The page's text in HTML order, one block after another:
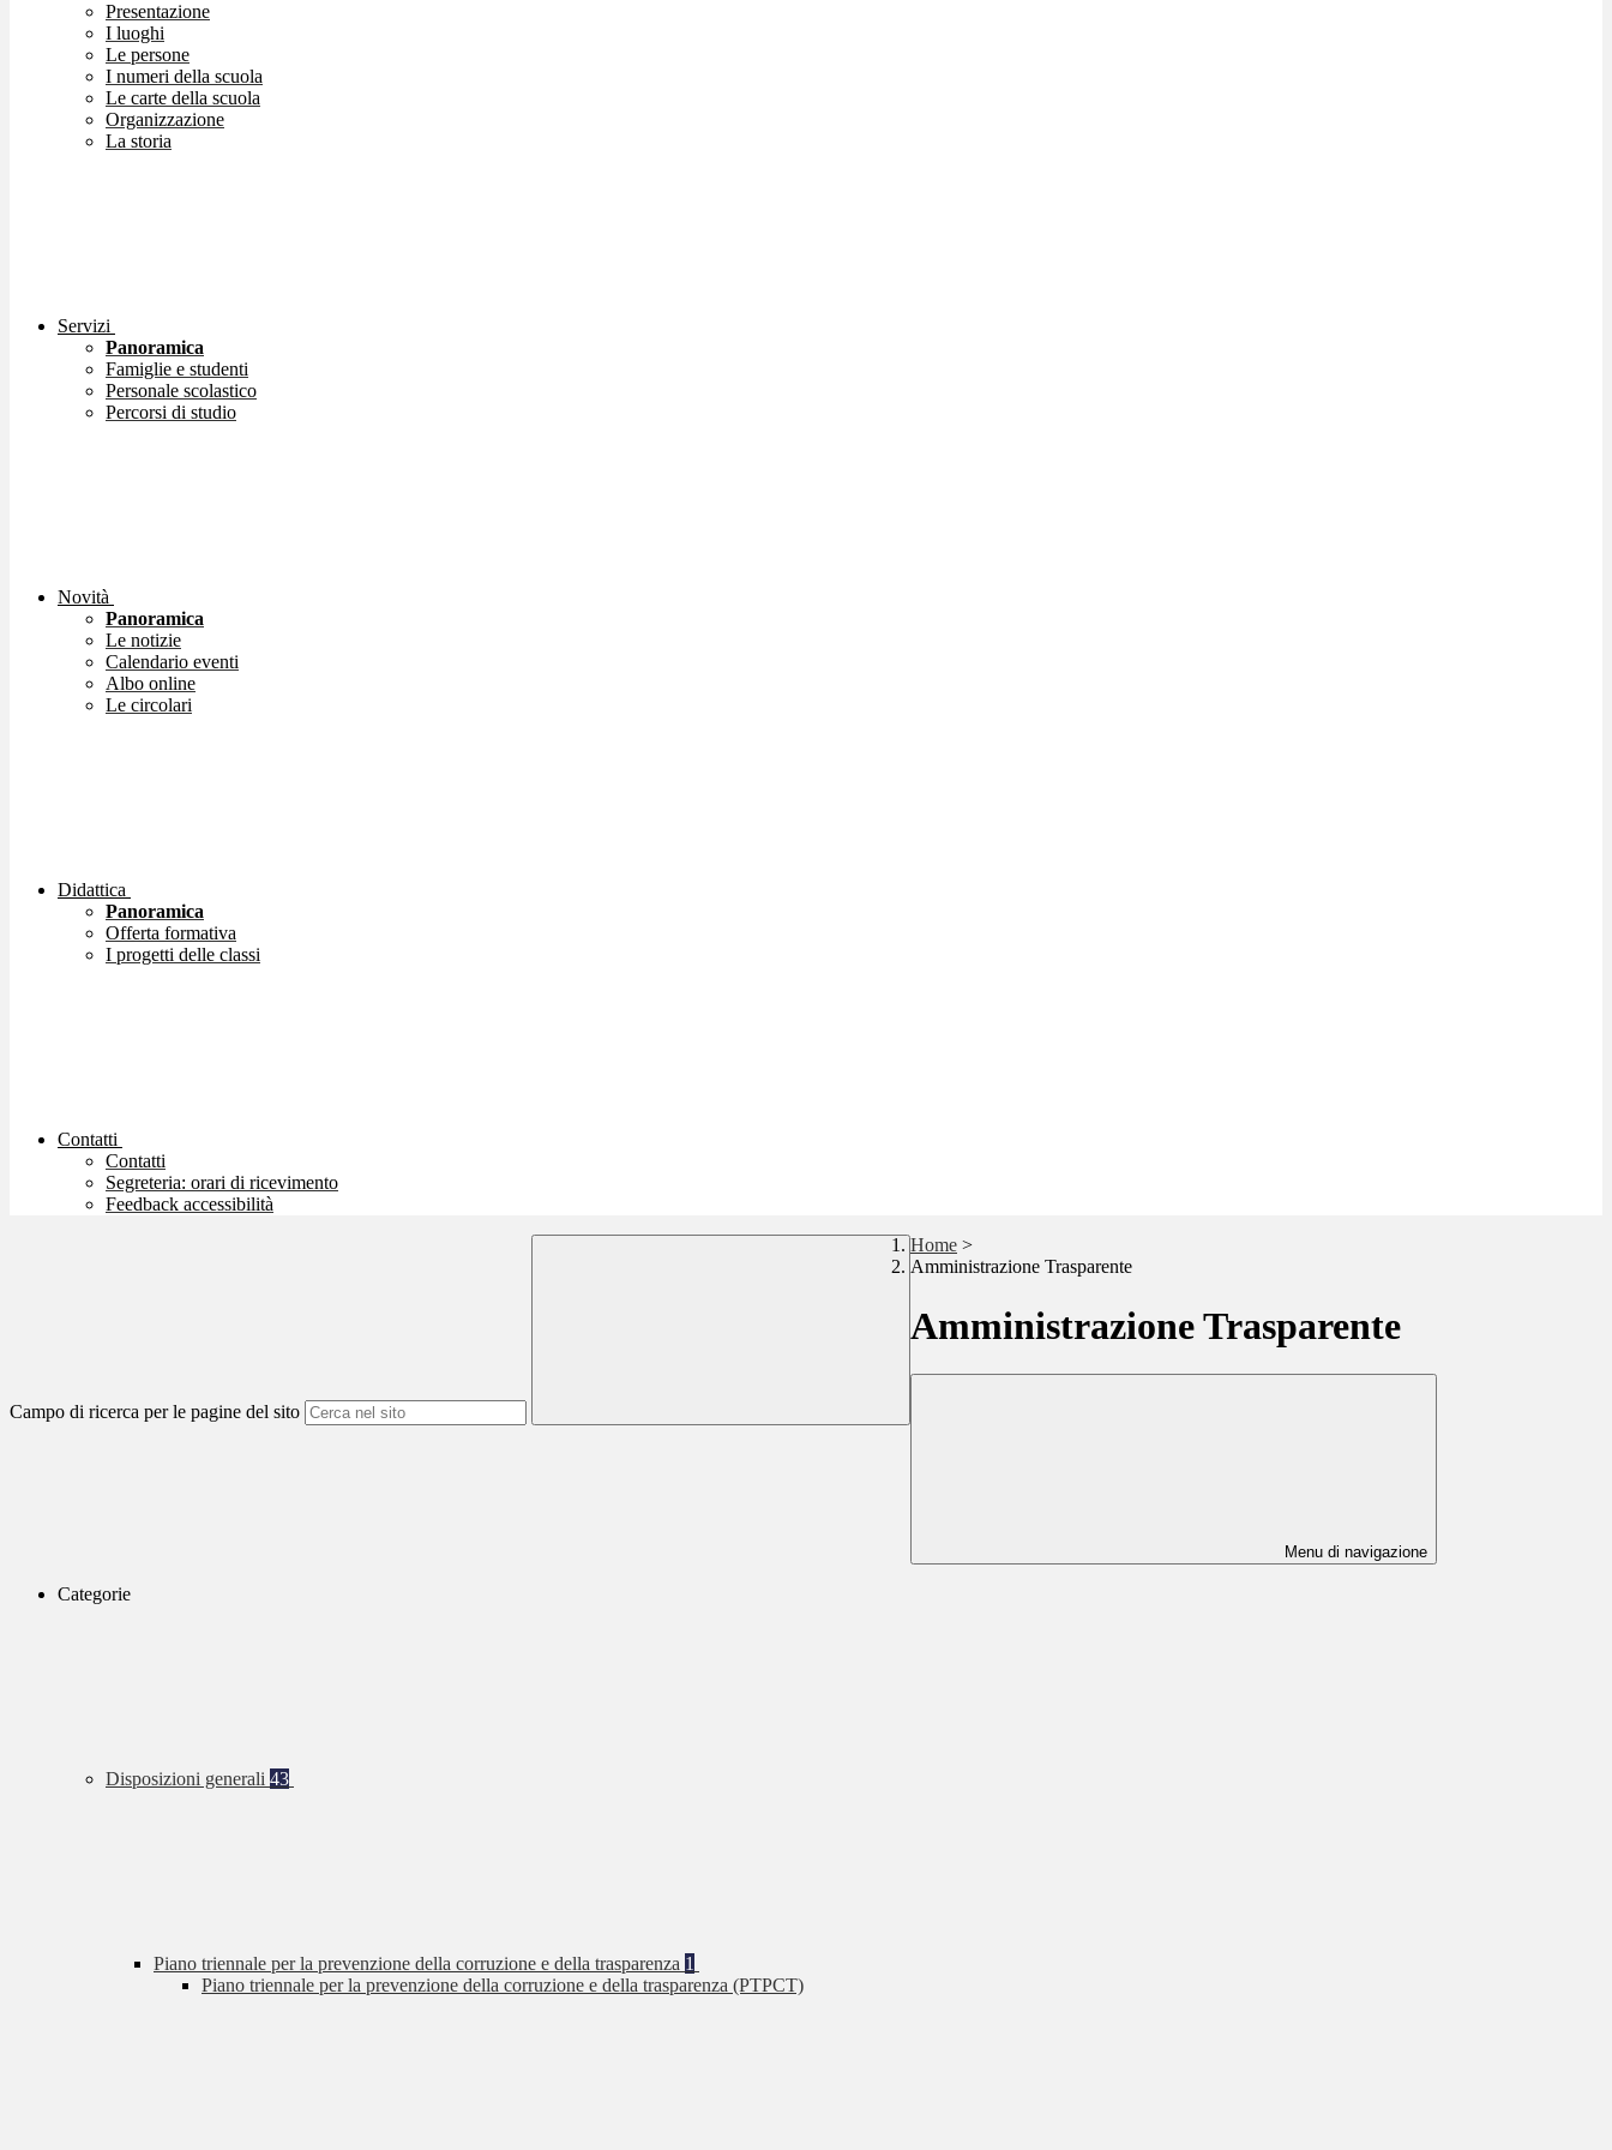
Presentazione
I luoghi
Le persone
I numeri della scuola
Le carte della scuola
Organizzazione
La storia
Servizi
Panoramica
Famiglie e studenti
Personale scolastico
Percorsi di studio
Novità
Panoramica
Le notizie
Calendario eventi
Albo online
Le circolari
Didattica
Panoramica
Offerta formativa
I progetti delle classi
Contatti
Contatti
Segreteria: orari di ricevimento
Feedback accessibilità
Campo di ricerca per le pagine del sito
Home >
Amministrazione Trasparente
Amministrazione Trasparente
Menu di navigazione
Categorie
Disposizioni generali 43
Piano triennale per la prevenzione della corruzione e della trasparenza 1
Piano triennale per la prevenzione della corruzione e della trasparenza (PTPCT)